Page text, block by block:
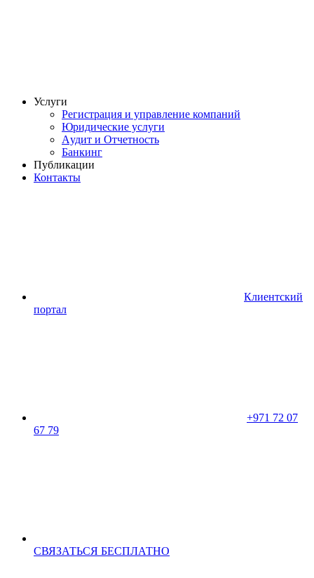
Услуги
Регистрация и управление компаний
Юридические услуги
Aудит и Отчетность
Банкинг
Публикации
Контакты
Клиентский
портал
+971 72 07
67 79
CВЯЗАТЬСЯ БЕСПЛАТНО